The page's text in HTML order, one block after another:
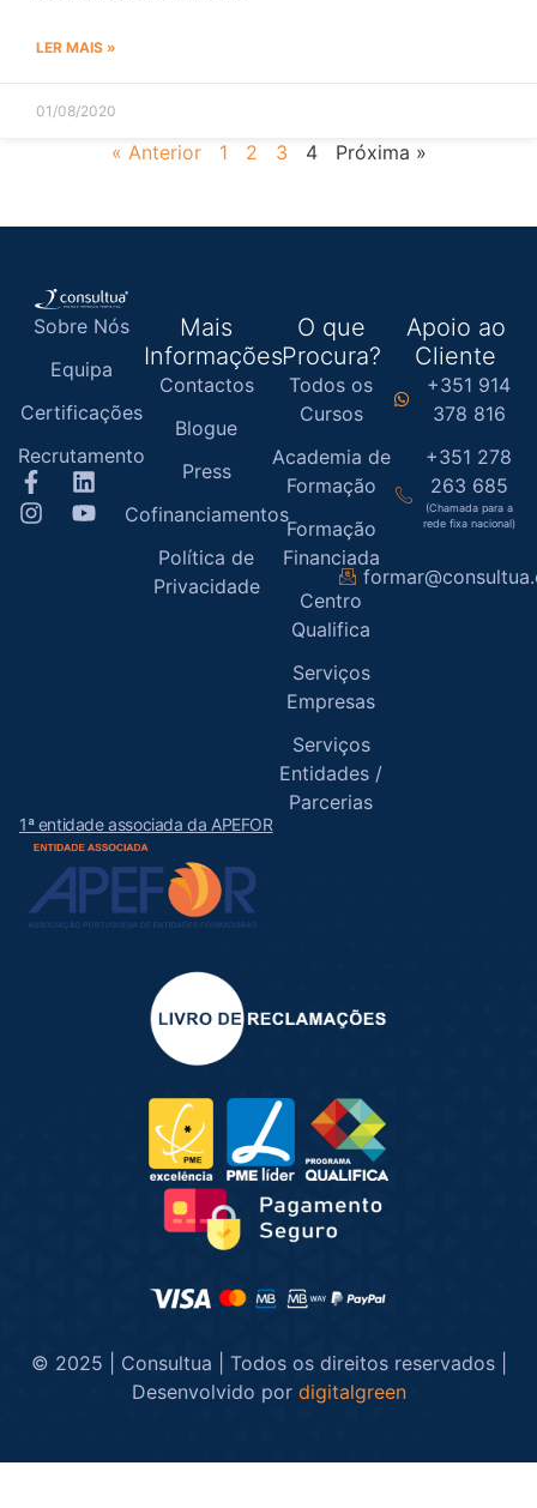
LER MAIS »
01/08/2020
« Anterior 1 2 3 4 Próxima »
Sobre Nós
Equipa
Certificações
Recrutamento
Mais
Informações
Contactos
Blogue
Press
Cofinanciamentos
Política de
Privacidade
O que
Procura?
Todos os
Cursos
Academia de
Formação
Formação
Financiada
Centro
Qualifica
Serviços
Empresas
Serviços
Entidades /
Parcerias
Apoio ao
Cliente
+351 914
378 816
+351 278
263 685
(Chamada para a
rede fixa nacional)
1ª entidade associada da APEFOR
© 2025 | Consultua | Todos os direitos reservados |
Desenvolvido por digitalgreen